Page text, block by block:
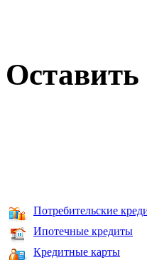
Потребительские
Ипотечные кредиты
Кредитные карты